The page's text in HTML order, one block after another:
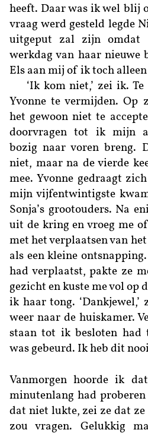
heeft. Daar was ik wel blij
vraag werd gesteld legde
uitgeput zal zijn omdat
werkdag van haar nieuwe
Els aan mij of ik toch
‘Ik kom niet,’ zei ik.
Yvonne te vermijden. Op
het gewoon niet te
doorvragen tot ik mijn
bozig naar voren breng.
niet, maar na de vierde
mee. Yvonne gedraagt
mijn vijfentwintigste
Sonja’s grootouders. Na
uit de kring en vroeg me
met het verplaatsen van
als een kleine
had verplaatst, pakte ze
gezicht en kuste me vol op
ik haar tong. ‘Dankjewel,’
weer naar de huiskamer.
staan tot ik besloten had
was gebeurd. Ik heb dit
Vanmorgen hoorde ik
minutenlang had
dat niet lukte, zei ze dat
zou vragen. Gelukkig